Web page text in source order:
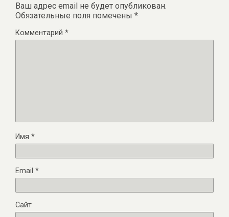
Ваш адрес email не будет опубликован.
Обязательные поля помечены *
Комментарий *
Имя *
Email *
Сайт